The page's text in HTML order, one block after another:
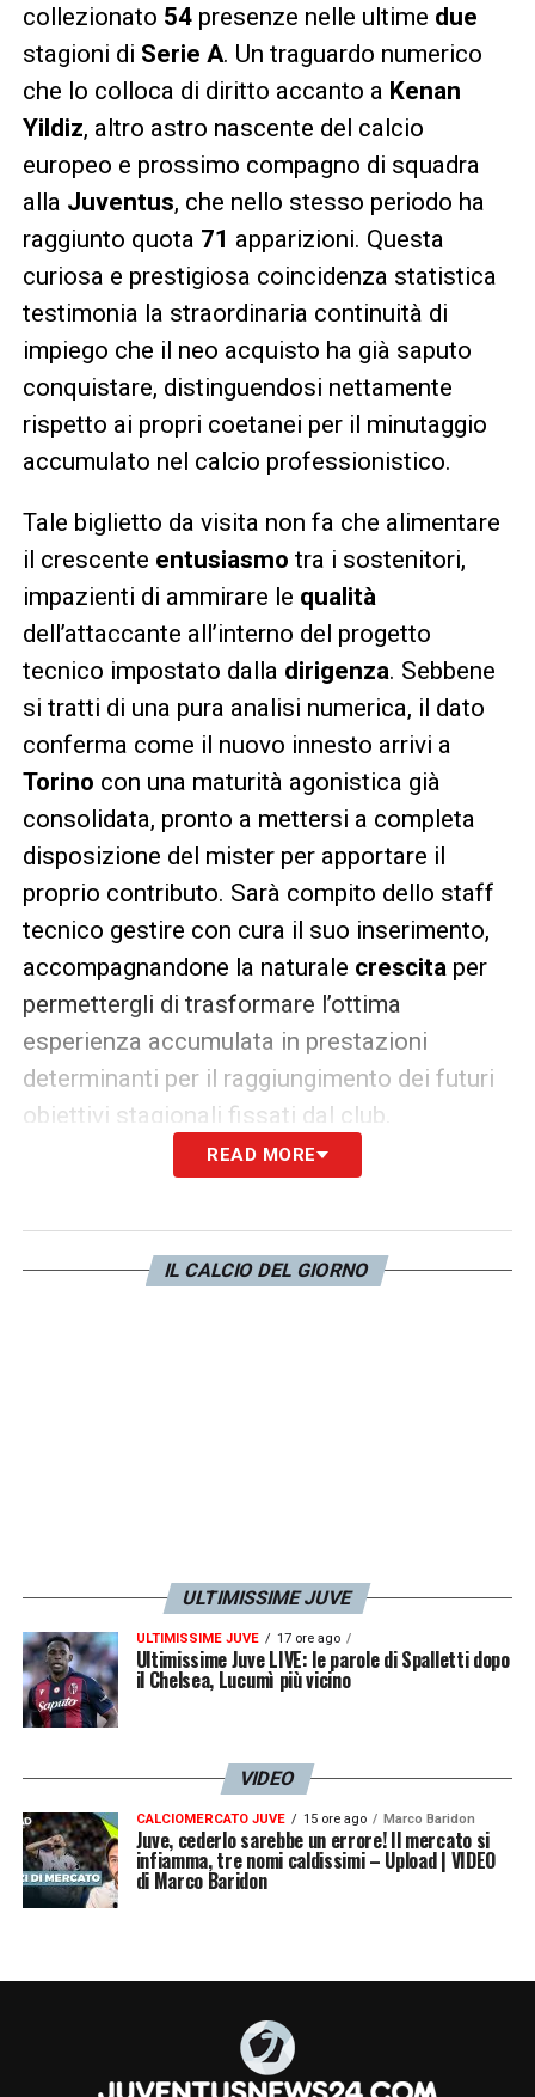
collezionato 54presenze nelle ultime due
stagioni di Serie A. Un traguardo numerico
che lo colloca di diritto accanto a Kenan
Yildiz, altro astro nascente del calcio
europeo e prossimo compagno di squadra
alla Juventus, che nello stesso periodo ha
raggiunto quota 71 apparizioni. Questa
curiosa e prestigiosa coincidenza statistica
testimonia la straordinaria continuità di
impiego che il neo acquisto ha già saputo
conquistare, distinguendosi nettamente
rispetto ai propri coetanei per il minutaggio
accumulato nel calcio professionistico.
Tale biglietto da visita non fa che alimentare
il crescente entusiasmo tra i sostenitori,
impazienti di ammirare le qualità
dell’attaccante all’interno del progetto
tecnico impostato dalla dirigenza. Sebbene
si tratti di una pura analisi numerica, il dato
conferma come il nuovo innesto arrivi a
Torino con una maturità agonistica già
consolidata, pronto a mettersi a completa
disposizione del mister per apportare il
proprio contributo. Sarà compito dello staff
tecnico gestire con cura il suo inserimento,
accompagnandone la naturale crescita per
permettergli di trasformare l’ottima
esperienza accumulata in prestazioni
determinanti per il raggiungimento dei futuri
obiettivi stagionali fissati dal club.
READ MORE
IL CALCIO DEL GIORNO
ULTIMISSIME JUVE
ULTIMISSIME JUVE 17 ore ago
Ultimissime Juve LIVE: le parole di Spalletti dopo
il Chelsea, Lucumì più vicino
VIDEO
CALCIOMERCATO JUVE 15 ore ago Marco Baridon
Juve, cederlo sarebbe un errore! Il mercato si
infiamma, tre nomi caldissimi – Upload | VIDEO
di Marco Baridon